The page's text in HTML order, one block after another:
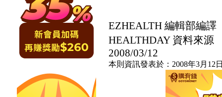
EZHEALTH 編輯部編譯
HEALTHDAY 資料來源
2008/03/12
本則資訊發表於：2008年3月12